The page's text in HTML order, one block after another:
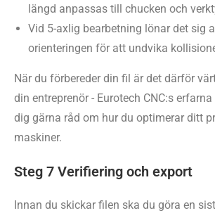
längd anpassas till chucken och
Vid 5-axlig bearbetning lönar det sig
orienteringen för att undvika
När du förbereder din fil är det därför
din entreprenör - Eurotech CNC:s
dig gärna råd om hur du optimerar ditt
maskiner.
Steg 7 Verifiering och export
Innan du skickar filen ska du göra en